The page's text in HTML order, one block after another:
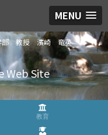
MENU
部 教授 濱崎 竜英
Web Site
教育